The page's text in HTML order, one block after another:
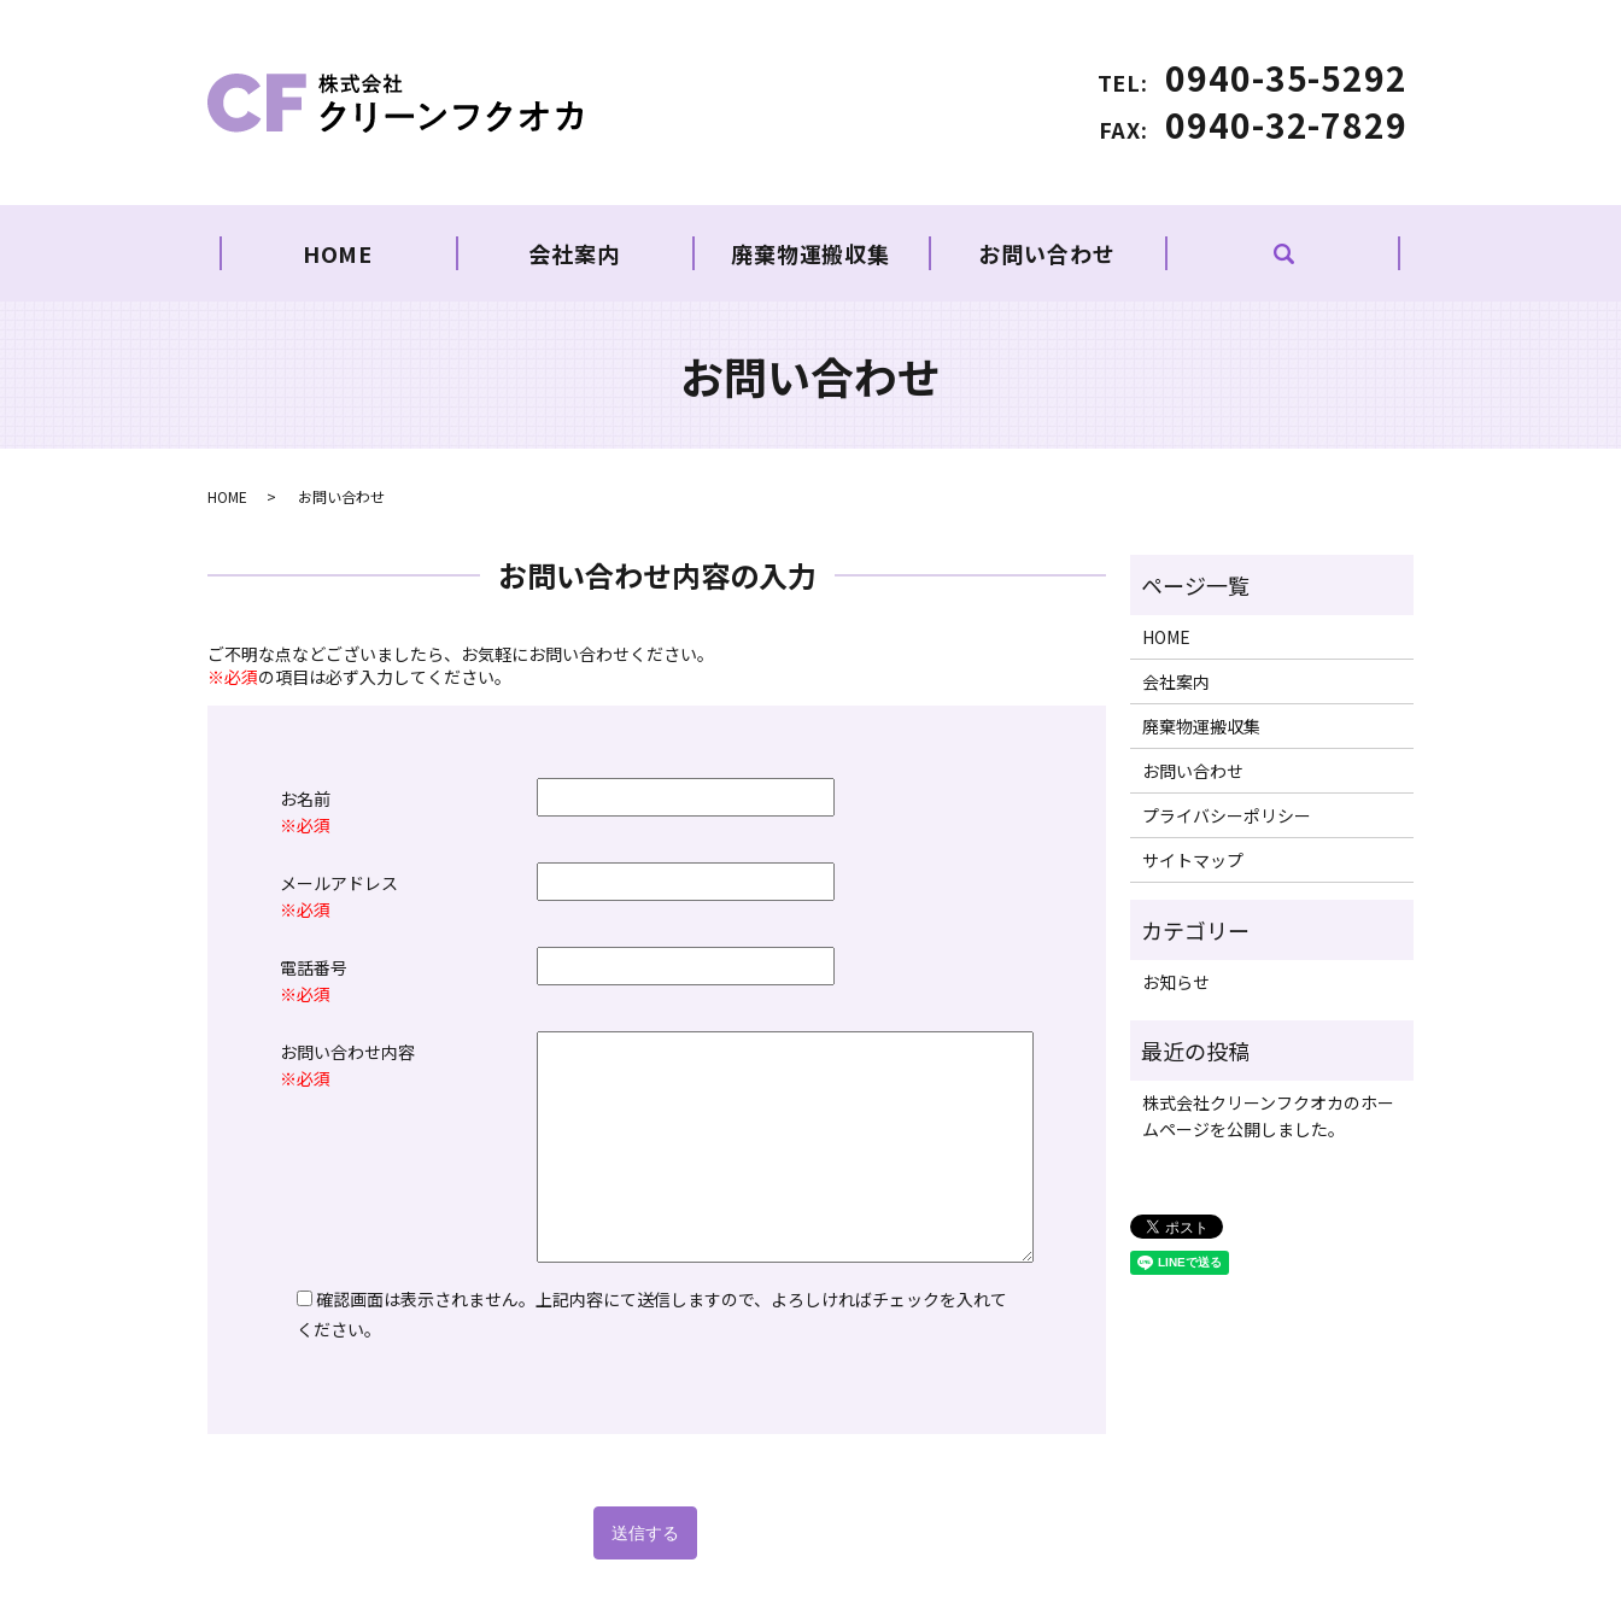
TEL: 0940-35-5292
FAX: 0940-32-7829
HOME 会社案内 廃棄物運搬収集 お問い合わせ
お問い合わせ
HOME お問い合わせ
お問い合わせ内容の入力
ご不明な点などございましたら、お気軽にお問い合わせください。
※必須の項目は必ず入力してください。
お名前
※必須
メールアドレス
※必須
電話番号
※必須
お問い合わせ内容
※必須
確認画面は表示されません。上記内容にて送信しますので、よろしければチェックを入れて
ください。
HOME
会社案内
廃棄物運搬収集
お問い合わせ
プライバシーポリシー
サイトマップ
お知らせ
株式会社クリーンフクオカのホー
ムページを公開しました。